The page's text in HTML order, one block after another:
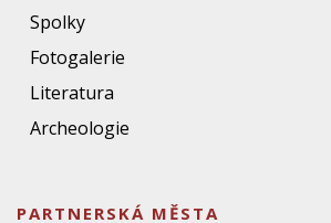
Spolky
Fotogalerie
Literatura
Archeologie
PARTNERSKÁ MĚSTA